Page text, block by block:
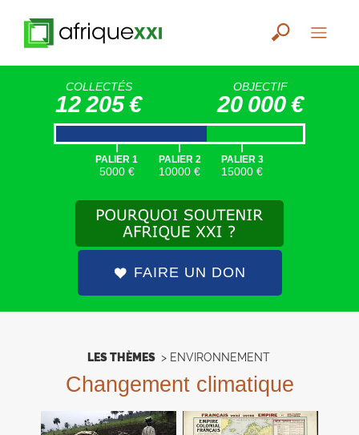
COLLECTÉS
12 205 €
OBJECTIF
20 000 €
|
PALIER 1
5000 €
|
PALIER 2
10000 €
|
PALIER 3
15000 €
FAIRE UN DON
LES THÈMES > ENVIRONNEMENT
Changement climatique